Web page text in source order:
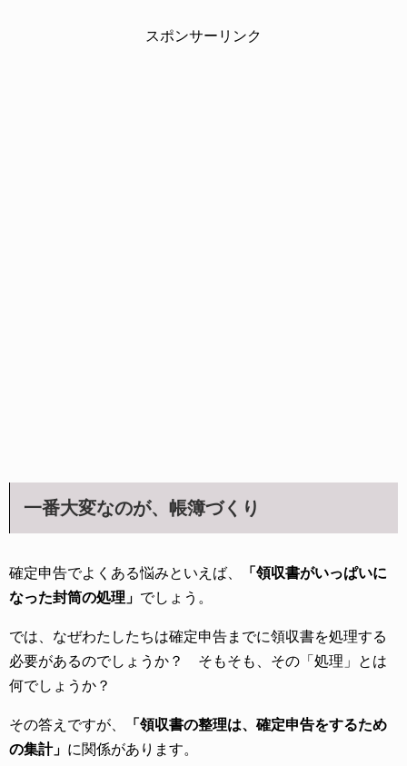
スポンサーリンク
一番大変なのが、帳簿づくり
確定申告でよくある悩みといえば、
「領収書がいっぱいに
なった封筒の処理」 でしょう。
では、なぜわたしたちは確定申告までに領収書を処理する
必要があるのでしょうか？ そもそも、その「処理」とは
何でしょうか？
その答えですが、
「領収書の整理は、確定申告をするため
の集計」 に関係があります。